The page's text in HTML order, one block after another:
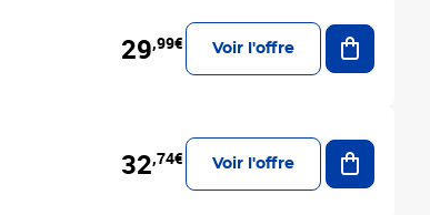
29,99€ Voir l'offre
Ajouter
32,74€ Voir l'offre
Ajouter